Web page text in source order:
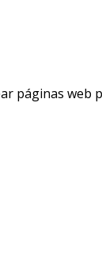
páginas